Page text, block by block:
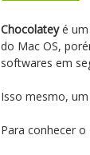
Chocolateyé um
do Mac OS,
softwares em
Isso mesmo,
Para conhecer o